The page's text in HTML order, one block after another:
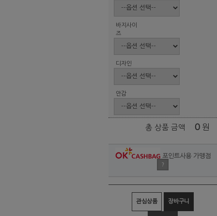
바지사이
즈
디자인
안감
총 상품 금액 0 원
포인트사용 가맹점
?
관심상품 장바구니